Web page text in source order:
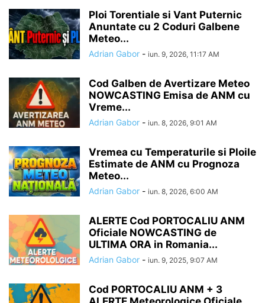
Ploi Torentiale si Vant Puternic
Anuntate cu 2 Coduri Galbene
Meteo...
Adrian Gabor - iun. 9, 2026, 11:17 AM
Cod Galben de Avertizare Meteo
NOWCASTING Emisa de ANM cu
Vreme...
Adrian Gabor - iun. 8, 2026, 9:01 AM
Vremea cu Temperaturile si Ploile
Estimate de ANM cu Prognoza
Meteo...
Adrian Gabor - iun. 8, 2026, 6:00 AM
ALERTE Cod PORTOCALIU ANM
Oficiale NOWCASTING de
ULTIMA ORA in Romania...
Adrian Gabor - iun. 9, 2025, 9:07 AM
Cod PORTOCALIU ANM + 3